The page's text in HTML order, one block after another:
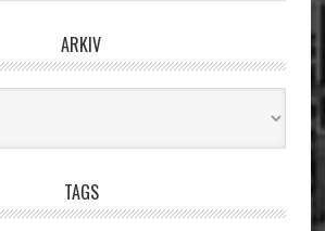
ARKIV
TAGS